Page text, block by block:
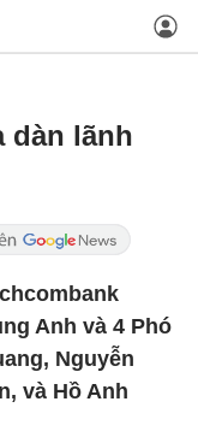
dàn lãnh
Anh và 4 Phó
Nguyễn
và Hồ Anh